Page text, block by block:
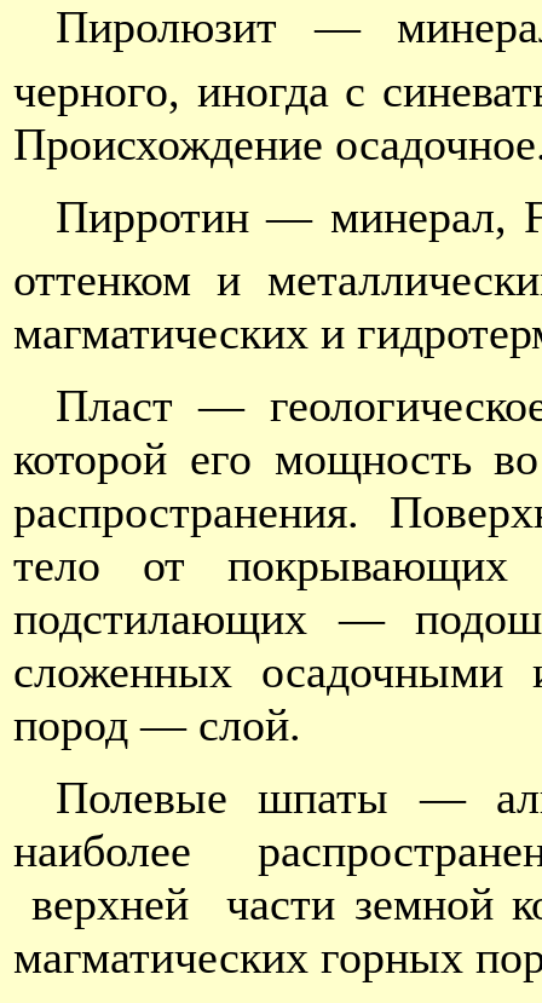
Пиролюзит —
черного, иногда с
Происхождение
Пирротин — минерал,
оттенком и
магматических и
Пласт —
которой его мощность
распространения.
тело от покрывающих
подстилающих —
сложенных
пород — слой.
Полевые шпаты —
наиболее
верхней части земной
магматических горных